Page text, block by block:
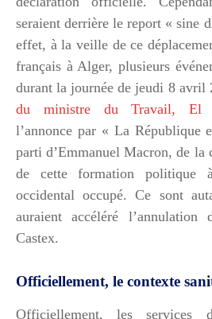
seraient derrière le report « sine
effet, à la veille de ce
français à Alger, plusieurs
durant la journée de jeudi 8 avril
du ministre du Travail, El
l’annonce par « La République
parti d’Emmanuel Macron, de la
de cette formation politique
occidental occupé. Ce sont
auraient accéléré
Castex.
Officiellement, le contexte
Officiellement, les services